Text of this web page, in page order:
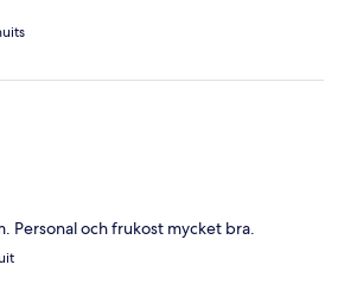
Personal och frukost mycket bra.